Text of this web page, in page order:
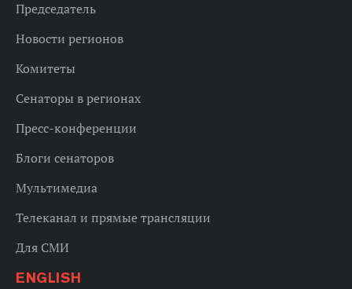
Председатель
Новости регионов
Комитеты
Сенаторы в регионах
Пресс-конференции
Блоги сенаторов
Мультимедиа
Телеканал и прямые трансляции
Для СМИ
ENGLISH